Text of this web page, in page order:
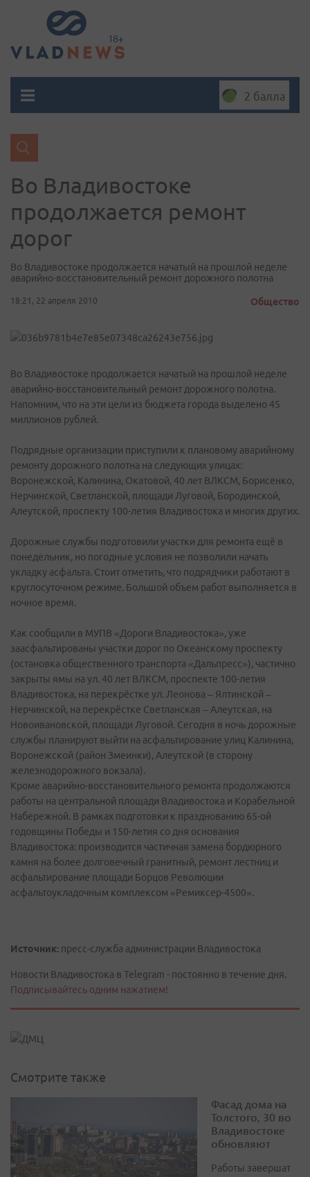
2 балла
Во Владивостоке
продолжается ремонт
дорог
Во Владивостоке продолжается начатый на прошлой неделе
аварийно-восстановительный ремонт дорожного полотна
18:21, 22 апреля 2010 Общество
Во Владивостоке продолжается начатый на прошлой неделе
аварийно-восстановительный ремонт дорожного полотна.
Напомним, что на эти цели из бюджета города выделено 45
миллионов рублей.
Подрядные организации приступили к плановому аварийному
ремонту дорожного полотна на следующих улицах:
Воронежской, Калинина, Окатовой, 40 лет ВЛКСМ, Борисенко,
Нерчинской, Светланской, площади Луговой, Бородинской,
Алеутской, проспекту 100-летия Владивостока и многих других.
Дорожные службы подготовили участки для ремонта ещё в
понедельник, но погодные условия не позволили начать
укладку асфальта. Стоит отметить, что подрядчики работают в
круглосуточном режиме. Большой объем работ выполняется в
ночное время.
Как сообщили в МУПВ «Дороги Владивостока», уже
заасфальтированы участки дорог по Океанскому проспекту
(остановка общественного транспорта «Дальпресс»), частично
закрыты ямы на ул. 40 лет ВЛКСМ, проспекте 100-летия
Владивостока, на перекрёстке ул. Леонова – Ялтинской –
Нерчинской, на перекрёстке Светланская – Алеутская, на
Новоивановской, площади Луговой. Сегодня в ночь дорожные
службы планируют выйти на асфальтирование улиц Калинина,
Воронежской (район Змеинки), Алеутской (в сторону
железнодорожного вокзала).
Кроме аварийно-восстановительного ремонта продолжаются
работы на центральной площади Владивостока и Корабельной
Набережной. В рамках подготовки к празднованию 65-ой
годовщины Победы и 150-летия со дня основания
Владивостока: производится частичная замена бордюрного
камня на более долговечный гранитный, ремонт лестниц и
асфальтирование площади Борцов Революции
асфальтоукладочным комплексом «Ремиксер-4500».
Источник: пресс-служба администрации Владивостока
Новости Владивостока в Telegram - постоянно в течение дня.
Подписывайтесь одним нажатием!
Смотрите также
Фасад дома на
Толстого, 30 во
Владивостоке
обновляют
Работы завершат